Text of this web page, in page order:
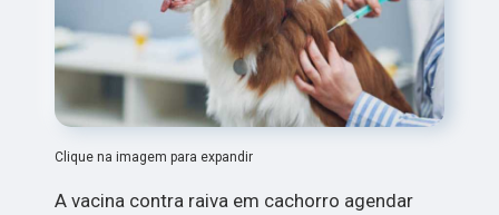
Clique na imagem para expandir
A vacina contra raiva em cachorro agendar